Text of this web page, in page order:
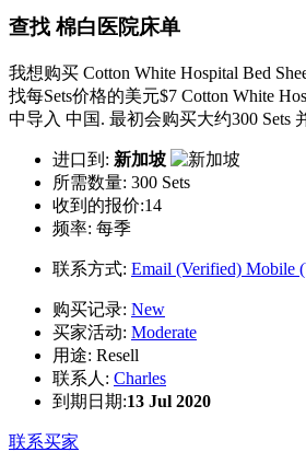
查找 棉白医院床单
我想购买 Cotton White Hospital Bed
找每Sets价格的美元$7 Cotton White
中导入 中国. 最初会购买大约300 Sets
进口到: 新加坡
所需数量: 300 Sets
收到的报价:14
频率: 每季
联系方式: Email (Verified) Mobile
购买记录: New
买家活动: Moderate
用途: Resell
联系人: Charles
到期日期:13 Jul 2020
联系买家